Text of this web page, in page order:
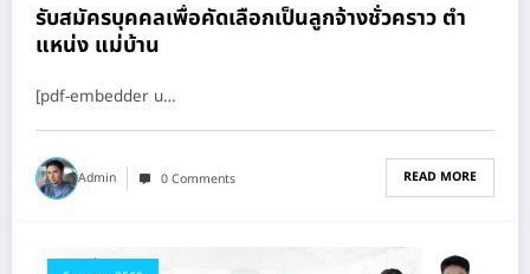
รับสมัครบุคคลเพื่อคัดเลือกเป็นลูกจ้างชั่วคราว ตํา
แหน่ง แม่บ้าน
[pdf-embedder u…
Admin 0 Comments READ MORE